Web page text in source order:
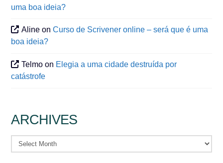
uma boa ideia?
Aline onCurso de Scrivener online – será que é uma
boa ideia?
Telmo on Elegia a uma cidade destruída por
catástrofe
ARCHIVES
Archives